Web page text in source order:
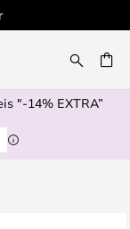
"-14% EXTRA”